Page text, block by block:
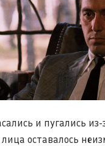
и пугались из-
оставалось